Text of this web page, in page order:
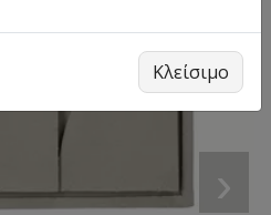
›
Κλείσιμο